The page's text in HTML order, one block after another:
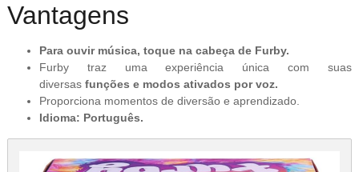
Vantagens
Para ouvir música, toque na cabeça de Furby.
Furby traz uma experiência única com suas
diversasfunções e modos ativados por voz.
Proporciona momentos de diversão e aprendizado.
Idioma: Português.